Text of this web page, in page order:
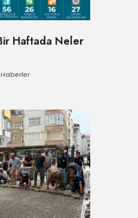
Bir Haftada Neler
Haberler